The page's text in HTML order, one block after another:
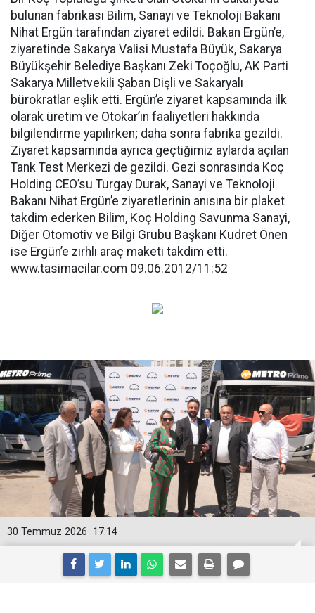
bulunan fabrikası Bilim, Sanayi ve Teknoloji Bakanı
Nihat Ergün tarafından ziyaret edildi. Bakan Ergün’e,
ziyaretinde Sakarya Valisi Mustafa Büyük, Sakarya
Büyükşehir Belediye Başkanı Zeki Toçoğlu, AK Parti
Sakarya Milletvekili Şaban Dişli ve Sakaryalı
bürokratlar eşlik etti. Ergün’e ziyaret kapsamında ilk
olarak üretim ve Otokar’ın faaliyetleri hakkında
bilgilendirme yapılırken; daha sonra fabrika gezildi.
Ziyaret kapsamında ayrıca geçtiğimiz aylarda açılan
Tank Test Merkezi de gezildi. Gezi sonrasında Koç
Holding CEO’su Turgay Durak, Sanayi ve Teknoloji
Bakanı Nihat Ergün’e ziyaretlerinin anısına bir plaket
takdim ederken Bilim, Koç Holding Savunma Sanayi,
Diğer Otomotiv ve Bilgi Grubu Başkanı Kudret Önen
ise Ergün’e zırhlı araç maketi takdim etti.
www.tasimacilar.com 09.06.2012/11:52
17:14
30 Temmuz 2026